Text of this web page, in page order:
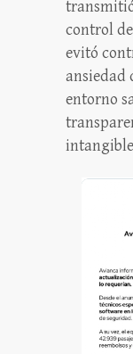
control
evitó
ansiedad
entorno